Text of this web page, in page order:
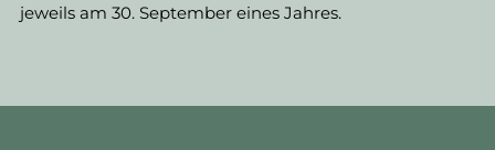
jeweils am 30. September eines Jahres.